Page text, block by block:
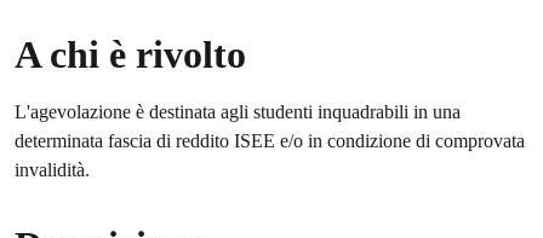
A chi è rivolto
L'agevolazione è destinata agli studenti inquadrabili in una
determinata fascia di reddito ISEE e/o in condizione di comprovata
invalidità.